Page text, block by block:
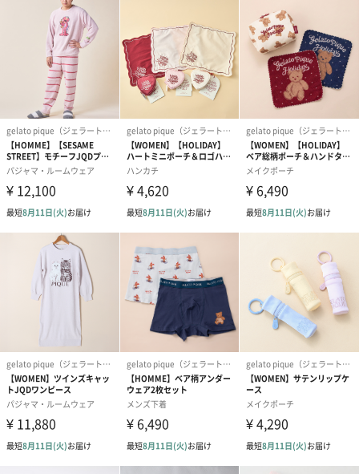
つ、ふっくらとしたボリュームも持たせています。
カラー
オフホワイト
ブラウン
「gelato pique（ジェラートピケ）」
“大人のデザート”をコンセプトに、着心地へのこだわり、着る人
それぞれのライフスタイルに喜ばれるアイテムを“ファッションの
スウィーツ”として表現したルームウェアブランドです。
あらゆる年代の女性、男性に“お部屋の中のファッション”を贈り
ます。
ジェラートピケのギフトをもっと見る